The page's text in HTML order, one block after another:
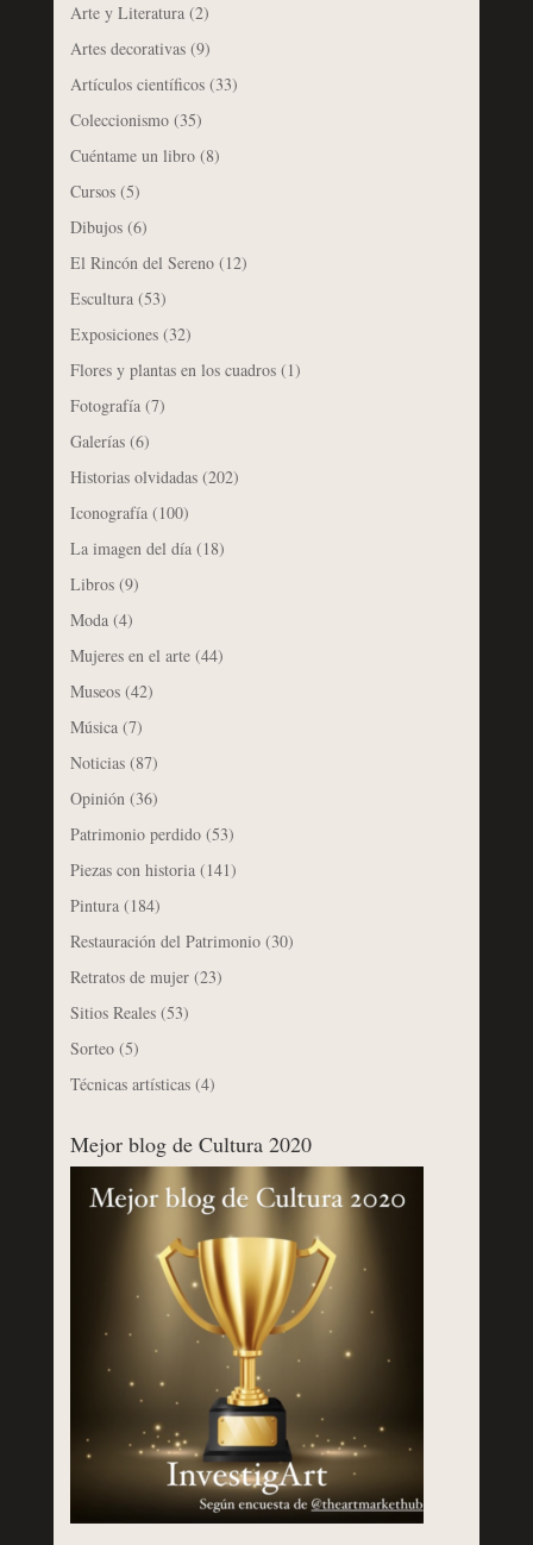
Arte y Literatura(2)
Artes decorativas(9)
Artículos científicos(33)
Coleccionismo(35)
Cuéntame un libro(8)
Cursos(5)
Dibujos(6)
El Rincón del Sereno(12)
Escultura(53)
Exposiciones(32)
Flores y plantas en los cuadros(1)
Fotografía(7)
Galerías(6)
Historias olvidadas(202)
Iconografía(100)
La imagen del día(18)
Libros(9)
Moda(4)
Mujeres en el arte(44)
Museos(42)
Música(7)
Noticias(87)
Opinión(36)
Patrimonio perdido(53)
Piezas con historia(141)
Pintura(184)
Restauración del Patrimonio(30)
Retratos de mujer(23)
Sitios Reales(53)
Sorteo(5)
Técnicas artísticas(4)
Mejor blog de Cultura 2020